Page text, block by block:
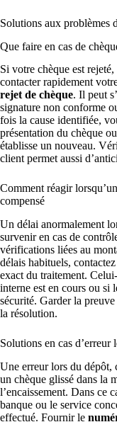
Solutions aux problèmes
Que faire en cas de
Si votre chèque est
contacter rapidement
rejet de chèque. Il peut
signature non conforme
fois la cause identifiée,
présentation du chèque
établisse un nouveau.
client permet aussi
Comment réagir
compensé
Un délai anormalement
survenir en cas de
vérifications liées au
délais habituels,
exact du traitement.
interne est en cours ou si
sécurité. Garder la
la résolution.
Solutions en cas d’erreur
Une erreur lors du dépôt,
un chèque glissé dans la
l’encaissement. Dans ce
banque ou le service
effectué. Fournir le